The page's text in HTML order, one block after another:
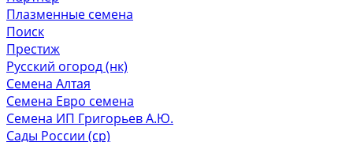
Плазменные семена
Поиск
Престиж
Русский огород (нк)
Семена Алтая
Семена Евро семена
Семена ИП Григорьев А.Ю.
Сады России (ср)